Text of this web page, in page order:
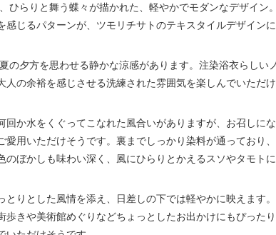
らりと舞う蝶々が描かれた、軽やかでモダンなデザイン
じるパターンが、ツモリチサトのテキスタイルデザイン
の夕方を思わせる静かな涼感があります。注染浴衣らしい
の余裕を感じさせる洗練された雰囲気を楽しんでいただけ
か水をくぐってこなれた風合いがありますが、お召しに
用いただけそうです。裏までしっかり染料が通っており
ぼかしも味わい深く、風にひらりとかえるスソやタモト
りとした風情を添え、日差しの下では軽やかに映えます
きや美術館めぐりなどちょっとしたお出かけにもぴった